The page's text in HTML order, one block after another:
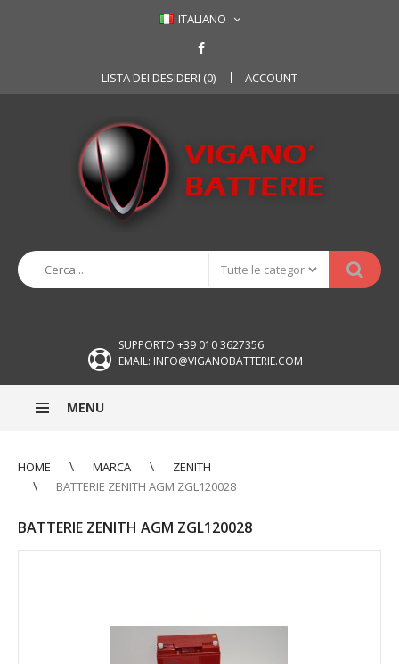
ITALIANO
LISTA DEI DESIDERI (0) ACCOUNT
SUPPORTO +39 010 3627356
EMAIL: INFO@VIGANOBATTERIE.COM
MENU
HOME MARCA
ZENITH
BATTERIE ZENITH AGM ZGL120028
BATTERIE ZENITH AGM ZGL120028